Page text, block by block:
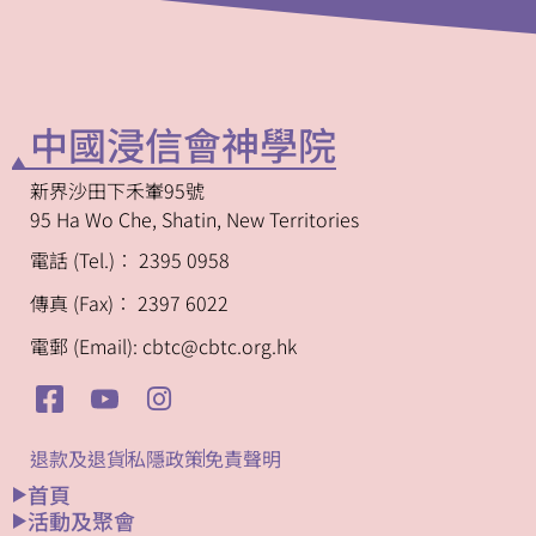
中國浸信會神學院
新界沙田下禾輋95號
95 Ha Wo Che, Shatin, New Territories
電話 (Tel.)︰ 2395 0958
傳真 (Fax)︰ 2397 6022
電郵 (Email): cbtc@cbtc.org.hk
退款及退貨私隱政策免責聲明
首頁
活動及聚會